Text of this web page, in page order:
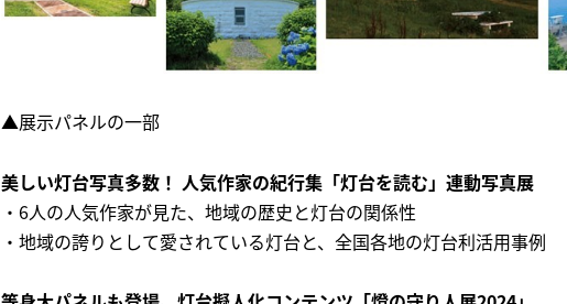
▲展示パネルの一部
美しい灯台写真多数！ 人気作家の紀行集「灯台を読む」連動写真展
・6人の人気作家が見た、地域の歴史と灯台の関係性
・地域の誇りとして愛されている灯台と、全国各地の灯台利活用事例